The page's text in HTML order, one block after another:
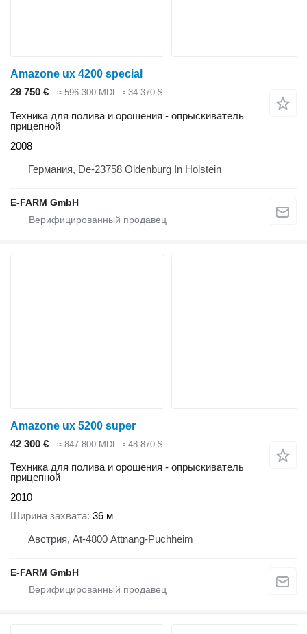
Amazone ux 4200 special
29 750 €
≈ 596 300 MDL ≈ 34 370 $
Техника для полива и орошения - опрыскиватель
прицепной
2008
Германия, De-23758 Oldenburg In Holstein
E-FARM GmbH
Amazone ux 5200 super
42 300 €
≈ 847 800 MDL ≈ 48 870 $
Техника для полива и орошения - опрыскиватель
прицепной
2010
Ширина захвата 36 м
Австрия, At-4800 Attnang-Puchheim
E-FARM GmbH